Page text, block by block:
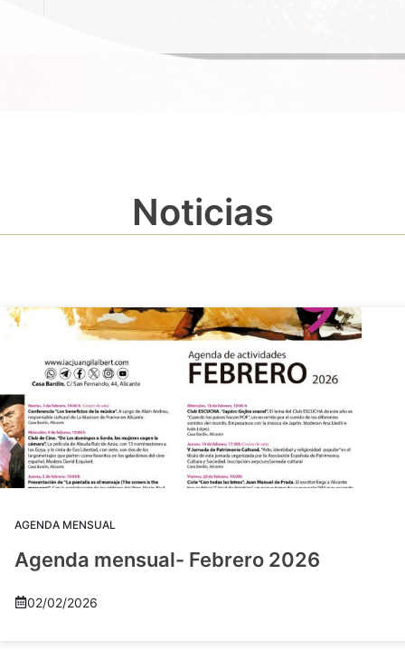
Noticias
AGENDA MENSUAL
Agenda mensual- Febrero 2026
02/02/2026